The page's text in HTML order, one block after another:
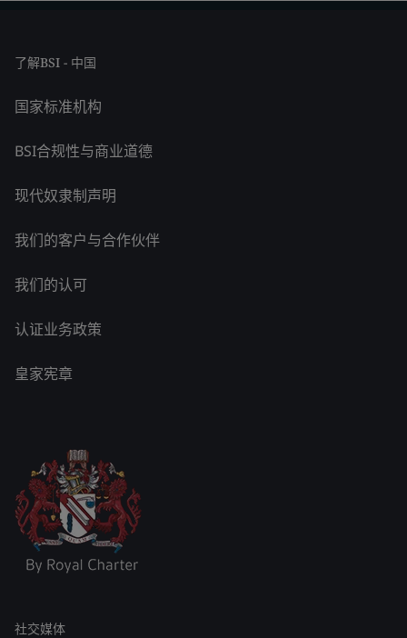
了解BSI - 中国
国家标准机构
BSI合规性与商业道德
现代奴隶制声明
我们的客户与合作伙伴
我们的认可
认证业务政策
皇家宪章
社交媒体